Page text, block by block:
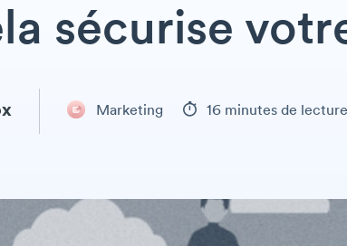
sécurise
Marketing 16 minutes de lecture